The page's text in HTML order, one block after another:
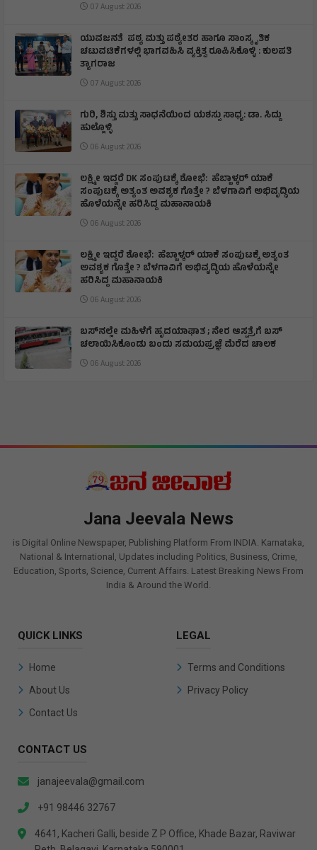
07 August 2026
ಯುವಜನತೆ ಪಠ್ಯ ಮತ್ತು ಪಠ್ಯೇತರ ಹಾಗೂ ಸಾಂಸ್ಕೃತಿಕ
ಚಟುವಟಿಕೆಗಳಲ್ಲಿ ಭಾಗವಹಿಸಿ ವ್ಯಕ್ತಿತ್ವ ರೂಪಿಸಿಕೊಳ್ಳಿ : ಕುಲಪತಿ
ತ್ಯಾಗರಾಜ
07 August 2026
ಗುರಿ, ಶಿಸ್ತು ಮತ್ತು ಸಾಧನೆಯಿಂದ ಯಶಸ್ಸು ಸಾಧ್ಯ: ಡಾ. ಸಿದ್ದು
ಹುಲ್ಲೊಳ್ಳಿ
06 August 2026
ಲಕ್ಷ್ಮೀ ಇದ್ದರೆ DK ಸಂಪುಟಕ್ಕೆ ಶೋಭೆ: ಹೆಬ್ಬಾಳ್ಕರ್ ಯಾಕೆ
ಸಂಪುಟಕ್ಕೆ ಅತ್ಯಂತ ಅವಶ್ಯಕ ಗೊತ್ತೇ ? ಬೆಳಗಾವಿಗೆ ಅಭಿವೃದ್ಧಿಯ
ಹೊಳೆಯನ್ನೇ ಹರಿಸಿದ್ದ ಮಹಾನಾಯಕಿ
06 August 2026
ಲಕ್ಷ್ಮೀ ಇದ್ದರೆ ಶೋಭೆ: ಹೆಬ್ಬಾಳ್ಕರ್ ಯಾಕೆ ಸಂಪುಟಕ್ಕೆ ಅತ್ಯಂತ
ಅವಶ್ಯಕ ಗೊತ್ತೇ ? ಬೆಳಗಾವಿಗೆ ಅಭಿವೃದ್ಧಿಯ ಹೊಳೆಯನ್ನೇ
ಹರಿಸಿದ್ದ ಮಹಾನಾಯಕಿ
06 August 2026
ಬಸ್‌ನಲ್ಲೇ ಮಹಿಳೆಗೆ ಹೃದಯಾಘಾತ ; ನೇರ ಆಸ್ಪತ್ರೆಗೆ ಬಸ್‌
ಚಲಾಯಿಸಿಕೊಂಡು ಬಂದು ಸಮಯಪ್ರಜ್ಞೆ ಮೆರೆದ ಚಾಲಕ
06 August 2026
Jana Jeevala News
is Digital Online Newspaper, Publishing Platform From INDIA. Karnataka,
National & International, Updates including Politics, Business, Crime,
Education, Sports, Science, Current Affairs. Latest Breaking News From
India & Around the World.
QUICK LINKS
Home
About Us
Contact Us
LEGAL
Terms and Conditions
Privacy Policy
CONTACT US
janajeevala@gmail.com
+91 98446 32767
4641, Kacheri Galli, beside Z P Office, Khade Bazar, Raviwar